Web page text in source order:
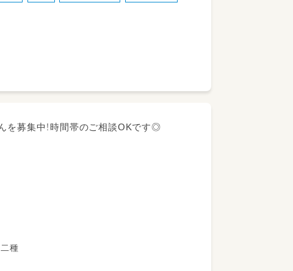
を募集中！時間帯のご相談OKです◎
～ご相談OKです
1日6時間勤務などなど
諭第二種